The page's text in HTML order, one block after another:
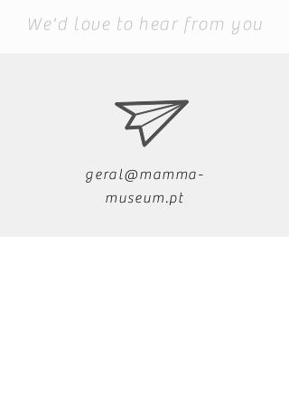
We'd love to hear from you
geral@mamma-
museum.pt